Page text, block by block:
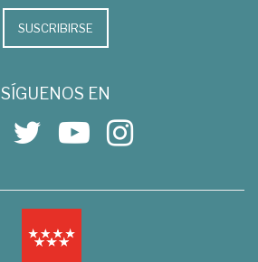
SUSCRIBIRSE
SÍGUENOS EN